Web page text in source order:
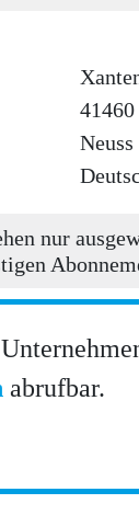
41460
Neuss
nur
abrufbar.